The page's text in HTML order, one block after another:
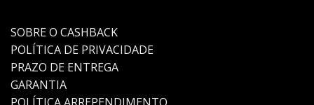
SOBRE O CASHBACK
POLÍTICA DE PRIVACIDADE
PRAZO DE ENTREGA
GARANTIA